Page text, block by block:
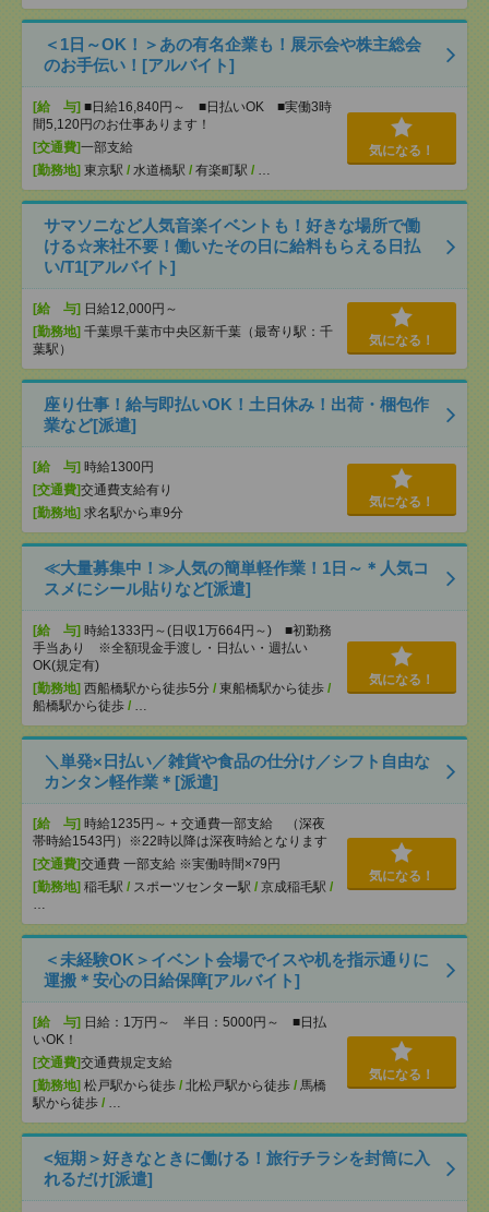
＜1日～OK！＞あの有名企業も！展示会や株主総会
のお手伝い！[アルバイト]
[給 与] ■日給16,840円～ ■日払いOK ■実働3時
間5,120円のお仕事あります！
[交通費]一部支給
[勤務地] 東京駅 / 水道橋駅 / 有楽町駅 / …
気になる！
サマソニなど人気音楽イベントも！好きな場所で働
ける☆来社不要！働いたその日に給料もらえる日払
い/T1[アルバイト]
[給 与] 日給12,000円～
[勤務地] 千葉県千葉市中央区新千葉（最寄り駅：千
葉駅）
気になる！
座り仕事！給与即払いOK！土日休み！出荷・梱包作
業など[派遣]
[給 与] 時給1300円
[交通費]交通費支給有り
[勤務地] 求名駅から車9分
気になる！
≪大量募集中！≫人気の簡単軽作業！1日～＊人気コ
スメにシール貼りなど[派遣]
[給 与] 時給1333円～(日収1万664円～) ■初勤務
手当あり ※全額現金手渡し・日払い・週払い
OK(規定有)
[勤務地] 西船橋駅から徒歩5分 / 東船橋駅から徒歩 /
船橋駅から徒歩 / …
気になる！
＼単発×日払い／雑貨や食品の仕分け／シフト自由な
カンタン軽作業＊[派遣]
[給 与] 時給1235円～ + 交通費一部支給 （深夜
帯時給1543円）※22時以降は深夜時給となります
[交通費]交通費 一部支給 ※実働時間×79円
[勤務地] 稲毛駅 / スポーツセンター駅 / 京成稲毛駅 /
…
気になる！
＜未経験OK＞イベント会場でイスや机を指示通りに
運搬＊安心の日給保障[アルバイト]
[給 与] 日給：1万円～ 半日：5000円～ ■日払
いOK！
[交通費]交通費規定支給
[勤務地] 松戸駅から徒歩 / 北松戸駅から徒歩 / 馬橋
駅から徒歩 / …
気になる！
<短期＞好きなときに働ける！旅行チラシを封筒に入
れるだけ[派遣]